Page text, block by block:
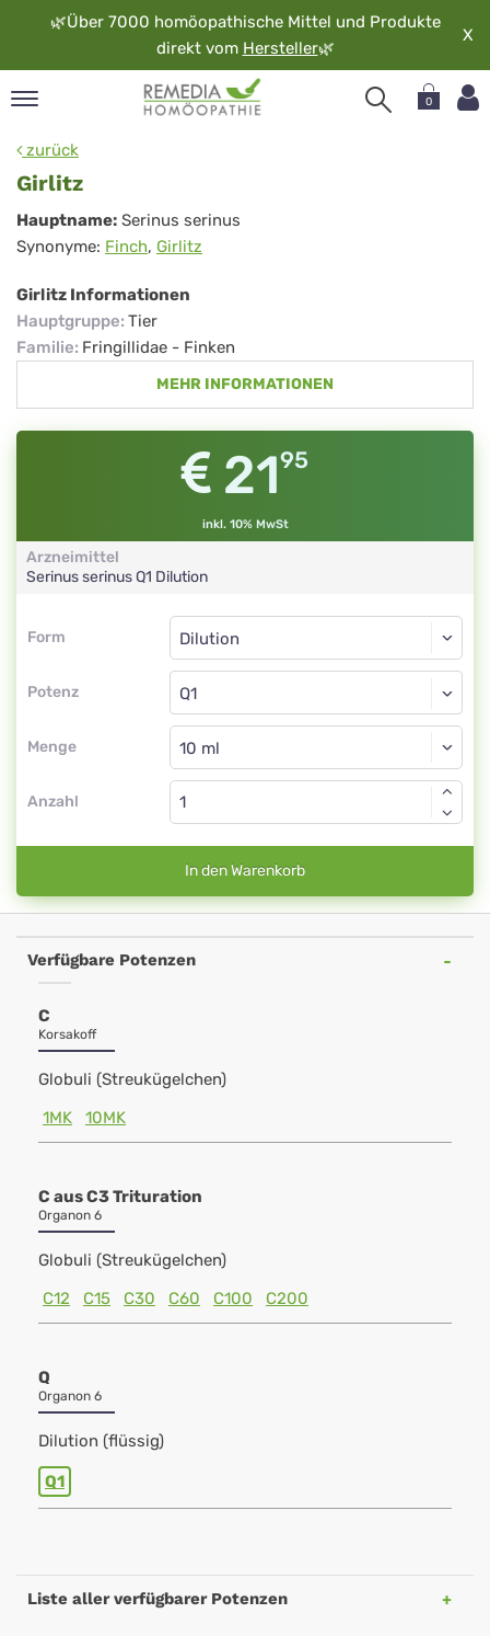
🌿Über 7000 homöopathische Mittel und Produkte
direkt vom Hersteller🌿
X
0
zurück
Girlitz
Girlitz
Hauptname: Serinus serinus
Synonyme: Finch, Girlitz
Girlitz Informationen
Hauptgruppe: Tier
Familie: Fringillidae - Finken
MEHR INFORMATIONEN
2195
inkl. 10% MwSt
Arzneimittel
Serinus serinusQ1 Dilution
Form
Form
Potenz
Dilution
Q1
Menge
Dilution
Anzahl
In den Warenkorb
Verfügbare Potenzen
C
Korsakoff
Globuli (Streukügelchen)
1MK
10MK
C aus C3 Trituration
Organon 6
Globuli (Streukügelchen)
C12
C15 C30 C60 C100 C200
Q
Organon 6
Dilution (flüssig)
Q1
Liste aller verfügbarer Potenzen